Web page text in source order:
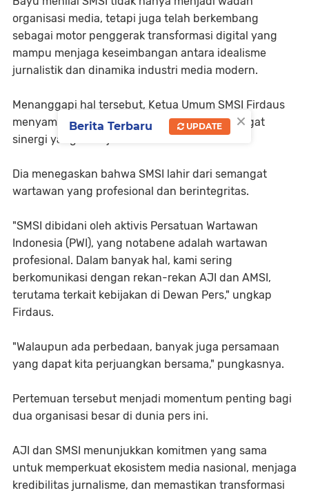
organisasi media, tetapi juga telah berkembang
sebagai motor penggerak transformasi digital yang
mampu menjaga keseimbangan antara idealisme
jurnalistik dan dinamika industri media modern.
Menanggapi hal tersebut, Ketua Umum SMSI Firdaus
menyampaikan apresiasinya terhadap semangat
sinergi yang ditunjukkan AJI.
Dia menegaskan bahwa SMSI lahir dari semangat
wartawan yang profesional dan berintegritas.
"SMSI dibidani oleh aktivis Persatuan Wartawan
Indonesia (PWI), yang notabene adalah wartawan
profesional. Dalam banyak hal, kami sering
berkomunikasi dengan rekan-rekan AJI dan AMSI,
terutama terkait kebijakan di Dewan Pers," ungkap
Firdaus.
"Walaupun ada perbedaan, banyak juga persamaan
yang dapat kita perjuangkan bersama," pungkasnya.
Pertemuan tersebut menjadi momentum penting bagi
dua organisasi besar di dunia pers ini.
AJI dan SMSI menunjukkan komitmen yang sama
untuk memperkuat ekosistem media nasional, menjaga
kredibilitas jurnalisme, dan memastikan transformasi
×
Berita Terbaru UPDATE